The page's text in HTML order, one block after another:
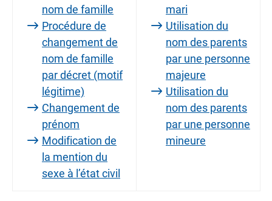
nom de famille
Procédure de
changement de
nom de famille
par décret (motif
légitime)
Changement de
prénom
Modification de
la mention du
sexe à l’état civil
mari
Utilisation du
nom des parents
par une personne
majeure
Utilisation du
nom des parents
par une personne
mineure